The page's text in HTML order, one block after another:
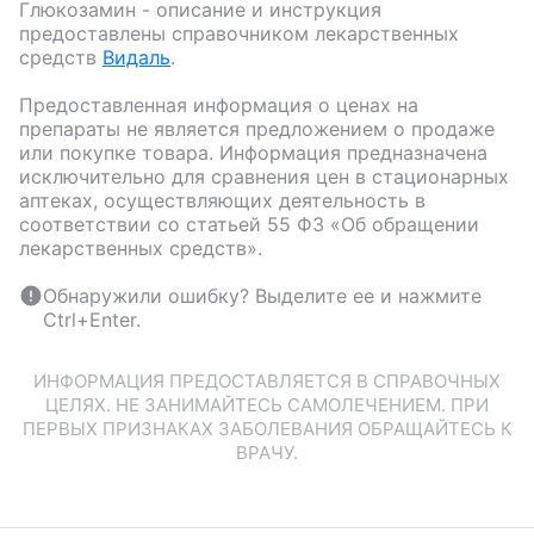
Глюкозамин - описание и инструкция
предоставлены справочником лекарственных
средств Видаль.
Предоставленная информация о ценах на
препараты не является предложением о продаже
или покупке товара. Информация предназначена
исключительно для сравнения цен в стационарных
аптеках, осуществляющих деятельность в
соответствии со статьей 55 ФЗ «Об обращении
лекарственных средств».
Обнаружили ошибку? Выделите ее и нажмите
Ctrl+Enter.
ИНФОРМАЦИЯ ПРЕДОСТАВЛЯЕТСЯ В СПРАВОЧНЫХ
ЦЕЛЯХ. НЕ ЗАНИМАЙТЕСЬ САМОЛЕЧЕНИЕМ. ПРИ
ПЕРВЫХ ПРИЗНАКАХ ЗАБОЛЕВАНИЯ ОБРАЩАЙТЕСЬ К
ВРАЧУ.